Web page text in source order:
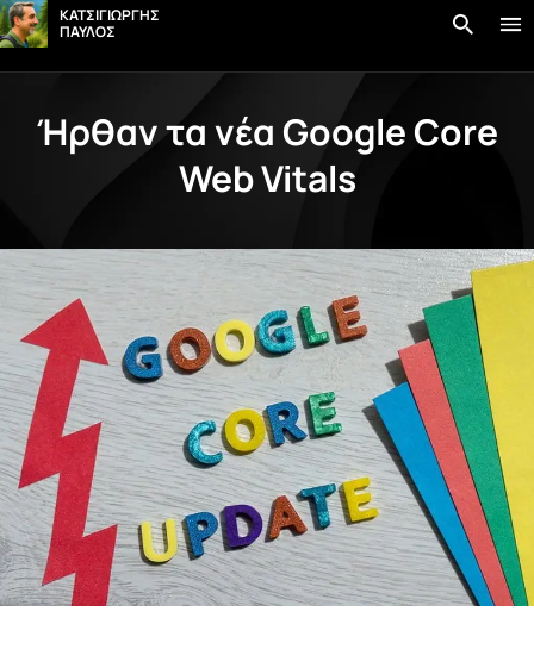
περιεχόμενο
ΚΑΤΣΙΓΙΩΡΓΗΣ
ΠΑΥΛΟΣ
Ήρθαν τα νέα Google Core
Web Vitals